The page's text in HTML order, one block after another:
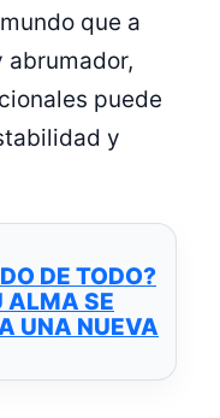
que a
abrumador,
puede
y
DE TODO?
ALMA SE
UNA NUEVA